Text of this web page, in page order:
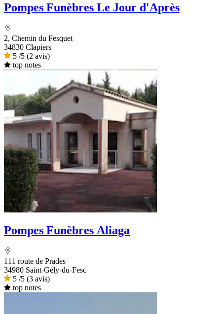
Pompes Funèbres Le Jour d'Après
2, Chemin du Fesquet
34830 Clapiers
5 /5 (2 avis)
top notes
Pompes Funèbres Aliaga
111 route de Prades
34980 Saint-Gély-du-Fesc
5 /5 (3 avis)
top notes